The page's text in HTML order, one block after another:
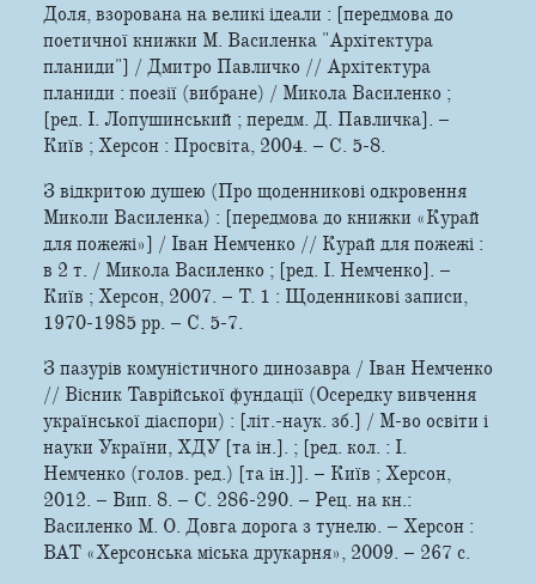
Доля, взорована на великі ідеали : [передмова до
поетичної книжки М. Василенка "Архітектура
планиди"] / Дмитро Павличко // Архітектура
планиди : поезії (вибране) / Микола Василенко ;
[ред. І. Лопушинський ; передм. Д. Павличка]. –
Київ ; Херсон : Просвіта, 2004. – С. 5-8.
З відкритою душею (Про щоденникові одкровення
Миколи Василенка) : [передмова до книжки «Курай
для пожежі»] / Іван Немченко // Курай для пожежі :
в 2 т. / Микола Василенко ; [ред. І. Немченко]. –
Київ ; Херсон, 2007. – Т. 1 : Щоденникові записи,
1970-1985 рр. – С. 5-7.
З пазурів комуністичного динозавра / Іван Немченко
// Вісник Таврійської фундації (Осередку вивчення
української діаспори) : [літ.-наук. зб.] / М-во освіти і
науки України, ХДУ [та ін.]. ; [ред. кол. : І.
Немченко (голов. ред.) [та ін.]]. – Київ ; Херсон,
2012. – Вип. 8. – С. 286-290. – Рец. на кн.:
Василенко М. О. Довга дорога з тунелю. – Херсон :
ВАТ «Херсонська міська друкарня», 2009. – 267 с.